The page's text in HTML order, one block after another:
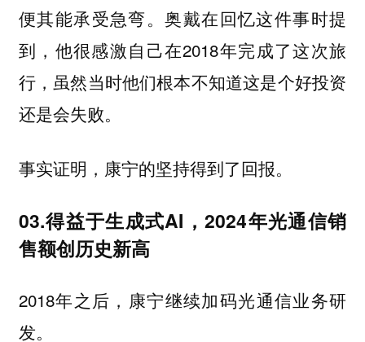
便其能承受急弯。奥戴在回忆这件事时提
到，他很感激自己在2018年完成了这次旅
行，虽然当时他们根本不知道这是个好投资
还是会失败。
事实证明，康宁的坚持得到了回报。
03.得益于生成式AI，2024年光通信销
售额创历史新高
2018年之后，康宁继续加码光通信业务研
发。